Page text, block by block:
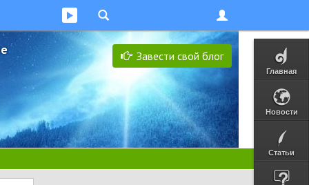
Главная
Новости
Статьи
Завести свой блог